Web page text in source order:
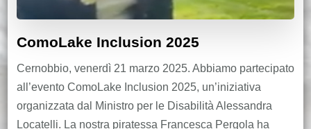
ComoLake Inclusion 2025
Cernobbio, venerdì 21 marzo 2025. Abbiamo partecipato
all’evento ComoLake Inclusion 2025, un’iniziativa
organizzata dal Ministro per le Disabilità Alessandra
Locatelli. La nostra piratessa Francesca Pergola ha